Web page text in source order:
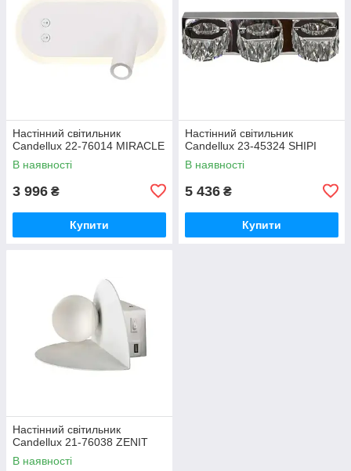
Настінний світильник
Candellux 22-76014 MIRACLE
В наявності
3 996 ₴
Купити
Настінний світильник
Candellux 23-45324 SHIPI
В наявності
5 436 ₴
Купити
Настінний світильник
Candellux 21-76038 ZENIT
В наявності